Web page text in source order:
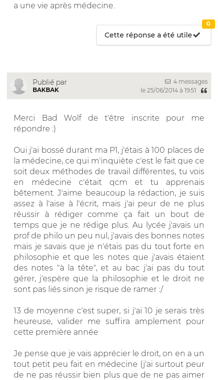
a une vie après médecine.
Cette réponse a été utile
0
Publié par
BAKBAK
4 messages
le 25/06/2014 à 19:51
Merci Bad Wolf de t'être inscrite pour me
répondre :)
Oui j'ai bossé durant ma P1, j'étais à 100 places de
la médecine, ce qui m'inquiète c'est le fait que ce
soit deux méthodes de travail différentes, tu vois
en médecine c'était qcm et tu apprenais
bêtement. J'aime beaucoup la rédaction, je suis
assez à l'aise à l'écrit, mais j'ai peur de ne plus
réussir à rédiger comme ça fait un bout de
temps que je ne rédige plus. Au lycée j'avais un
prof de philo un peu nul, j'avais des bonnes notes
mais je savais que je n'étais pas du tout forte en
philosophie et que les notes que j'avais étaient
des notes "à la tête", et au bac j'ai pas du tout
gérer, j'espère que la philosophie et le droit ne
sont pas liés sinon je risque de ramer :/
13 de moyenne c'est super, si j'ai 10 je serais très
heureuse, valider me suffira amplement pour
cette première année
Je pense que je vais apprécier le droit, on en a un
tout petit peu fait en médecine (j'ai surtout peur
de ne pas réussir bien plus que de ne pas aimer